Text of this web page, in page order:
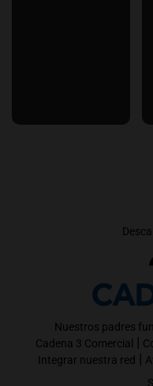
Nuestros padres
Cadena 3 Comercial |
Integrar nuestra red |